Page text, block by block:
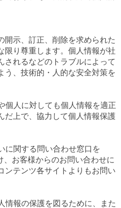
開示、訂正、削除を求められた
限り尊重します。個人情報が社
されるなどのトラブルによって
う、技術的・人的な安全対策を
個人に対しても個人情報を適正
だ上で、協力して個人情報保護
に関する問い合わせ窓口を
、お客様からのお問い合わせに
ンテンツ各サイトよりもお問い
情報の保護を図るために、また